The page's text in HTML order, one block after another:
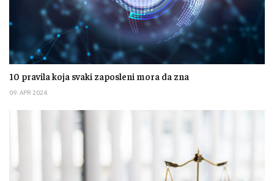
10 pravila koja svaki zaposleni mora da zna
09. APR 2024.